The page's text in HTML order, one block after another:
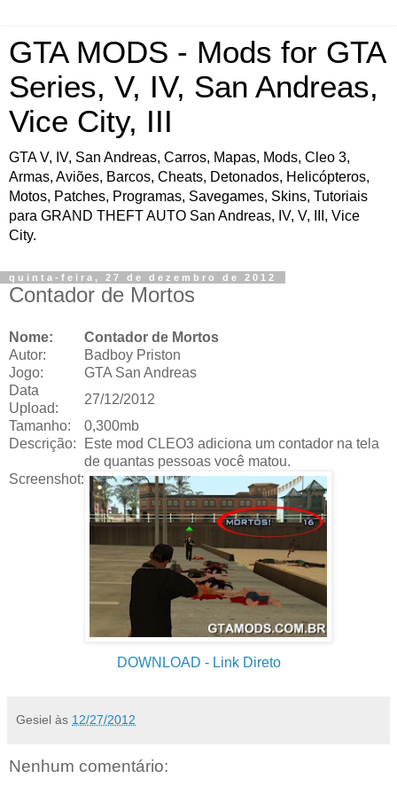
GTA MODS - Mods for GTA
Series, V, IV, San Andreas,
Vice City, III
GTA V, IV, San Andreas, Carros, Mapas, Mods, Cleo 3,
Armas, Aviões, Barcos, Cheats, Detonados, Helicópteros,
Motos, Patches, Programas, Savegames, Skins, Tutoriais
para GRAND THEFT AUTO San Andreas, IV, V, III, Vice
City.
quinta-feira, 27 de dezembro de 2012
Contador de Mortos
Nome:
Contador de Mortos
Autor:
Badboy Priston
Jogo:
GTA San Andreas
Data
Upload:
27/12/2012
Tamanho:
0,300mb
Descrição:
Este mod CLEO3 adiciona um contador na tela
de quantas pessoas você matou.
Screenshot:
DOWNLOAD - Link Direto
Gesiel às 12/27/2012
Nenhum comentário: